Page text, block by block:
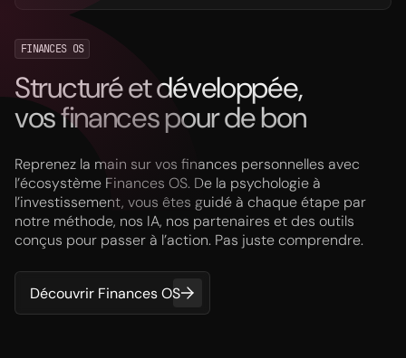
FINANCES OS
Structuré et développée,
vos finances pour de bon
Reprenez la main sur vos finances personnelles avec
l’écosystème Finances OS. De la psychologie à
l’investissement, vous êtes guidé à chaque étape par
notre méthode, nos IA, nos partenaires et des outils
conçus pour passer à l’action. Pas juste comprendre.
Découvrir Finances OS